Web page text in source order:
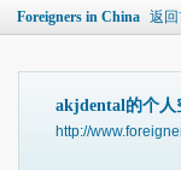
Foreigners in China 返
akjdental的个人
http://